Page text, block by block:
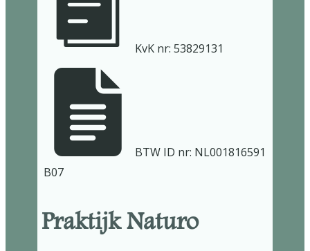
KvK nr: 53829131
​BTW ID nr: NL001816​591​
B07
Praktijk Naturo